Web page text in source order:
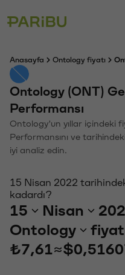
Anasayfa Ontology fiyatı
Ontology (ONT)
Performansı
Ontology'un yıllar içindeki
Performansını ve
iyi analiz edin.
15 Nisan 2022
kadardı?
15 Nisan
Ontology
₺7,61≈